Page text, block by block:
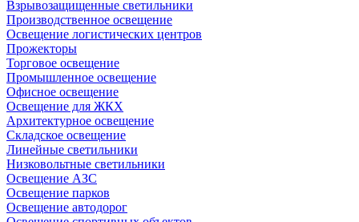
Взрывозащищенные светильники
Производственное освещение
Освещение логистических центров
Прожекторы
Торговое освещение
Промышленное освещение
Офисное освещение
Освещение для ЖКХ
Архитектурное освещение
Складское освещение
Линейные светильники
Низковольтные светильники
Освещение АЗС
Освещение парков
Освещение автодорог